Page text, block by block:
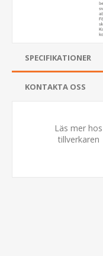
SPECIFIKATIONER
KONTAKTA OSS
Läs mer hos
tillverkaren